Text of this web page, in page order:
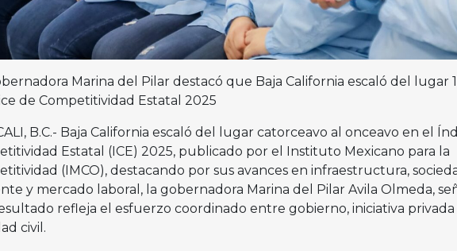
Marina del Pilar destacó que Baja California escaló del lugar
de Competitividad Estatal 2025
B.C.- Baja California escaló del lugar catorceavo al onceavo en el
Estatal (ICE) 2025, publicado por el Instituto Mexicano para la
(IMCO), destacando por sus avances en infraestructura,
y mercado laboral, la gobernadora Marina del Pilar Avila Olmeda,
refleja el esfuerzo coordinado entre gobierno, iniciativa privada
civil.